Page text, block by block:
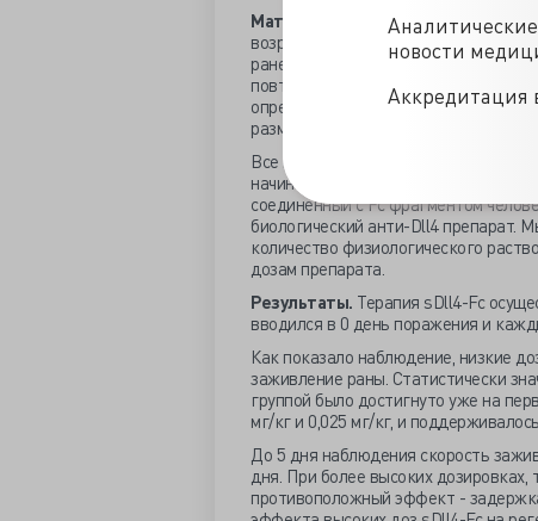
Аналитические
новости
Аккредитация
Материалы и методы. В
возраста. На спине каждой мыши
раневой поверхности было
повторялись каждые 24 часа и
определена, как уменьшение
размера (диаметр
Все мыши были разделены на две
начиная с 0 дня каждые 48 часов
соединенный с Fc фрагментом
биологический анти-Dll4 препарат.
количество физиологического
дозам препарата.
Результаты. Терапия sDll4-Fc
вводился в 0 день поражения и
Как показало наблюдение, низкие
заживление раны. Статистически
группой было достигнуто уже на
мг/кг и 0,025 мг/кг, и
До 5 дня наблюдения скорость
дня. При более высоких дозировках,
противоположный эффект -